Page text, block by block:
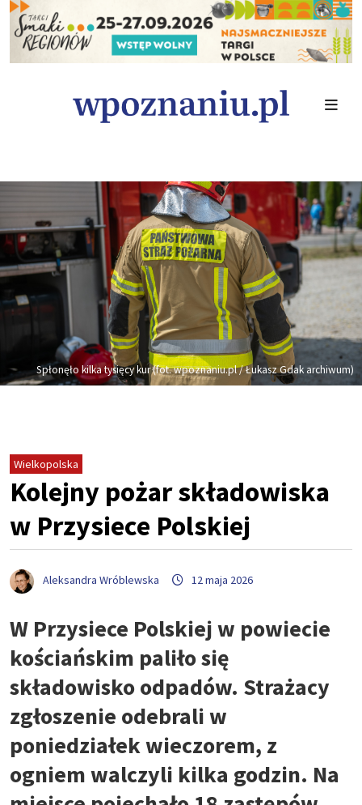
Spłonęło kilka tysięcy kur (fot. wpoznaniu.pl / Łukasz Gdak archiwum)
Wielkopolska
Kolejny pożar składowiska
w Przysiece Polskiej
Aleksandra Wróblewska 12 maja 2026
W Przysiece Polskiej w powiecie
kościańskim paliło się
składowisko odpadów. Strażacy
zgłoszenie odebrali w
poniedziałek wieczorem, z
ogniem walczyli kilka godzin. Na